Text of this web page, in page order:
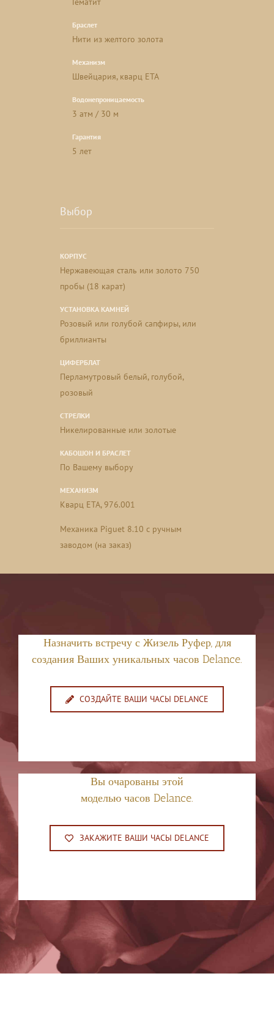
Браслет
Нити из желтого золота
Механизм
Швейцария, кварц ETA
Водонепроницаемость
3 атм / 30 м
Гарантия
5 лет
Выбор
КОРПУС
Нержавеющая сталь или золото 750
пробы (18 карат)
УСТАНОВКА КАМНЕЙ
Розовый или голубой сапфиры, или
бриллианты
ЦИФЕРБЛАТ
Перламутровый белый, голубой,
розовый
СТРЕЛКИ
Никелированные или золотые
КАБОШОН И БРАСЛЕТ
По Вашему выбору
МЕХАНИЗМ
Кварц ETA, 976.001
Mеханика Piguet 8.10 с ручным
заводом (на заказ)
Назначить встречу с Жизель Руфер, для
создания Ваших уникальных часов Delance.
СОЗДАЙТЕ ВАШИ ЧАСЫ DELANCE
Вы очарованы этой
моделью часов Delance.
ЗАКАЖИТЕ ВАШИ ЧАСЫ DELANCE